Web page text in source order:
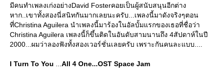
มีคนทำเพลงเก่งอย่างDavid Fosterคอยเป็นผู้สนับสนุนอีกต่าง
หาก..เขาทั้งสองนี่สนิทกันมากเลยนะครับ...เพลงนี้มาดังจริงๆตอน
ที่Christina Aguilera นำเพลงนี้มาร้องในอัลบั้มแรกของเธอที่ชื่อว่า
Christina Aguilera เพลงนี้ก็ขึ้นติดในอันดับสามนานถึง 4สัปดาห์ในปี
2000...ผมว่าลองฟังทั้งสองเวอร์ชั่นเลยครับ เพราะกันคนละแบบ....
I Turn To You All 4 One...OST Space Jam